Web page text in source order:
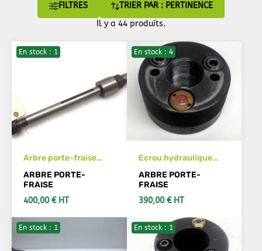
FILTRES
TRIER PAR : PERTINENCE
Il y a 44 produits.
En stock : 1
Arbre porte-fraise
pour tailleuse fraise
mère Pfauter P400
ARBRE PORTE-
FRAISE
400,00 € HT
VOIR LES DÉTAILS
En stock : 4
Ecrou hydraulique
SCHREM D93-N28
M30x150 à droite
ARBRE PORTE-
FRAISE
390,00 € HT
AJOUTER AU PANIER
En stock : 1 En stock : 1